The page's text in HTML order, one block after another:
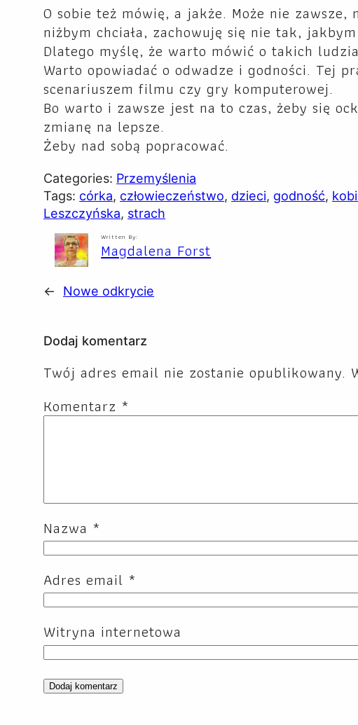
O sobie też mówię, a jakże. Może nie
niżbym chciała, zachowuję się nie tak, jakbym
Dlatego myślę, że warto mówić o takich
Warto opowiadać o odwadze i godności. Tej
scenariuszem filmu czy gry komputerowej.
Bo warto i zawsze jest na to czas, żeby się
zmianę na lepsze.
Żeby nad sobą popracować.
Categories: Przemyślenia
Tags: córka, człowieczeństwo, dzieci, godność,
Leszczyńska, strach
Written By:
Magdalena Forst
← Nowe odkrycie
Dodaj komentarz
Twój adres email nie zostanie opublikowany.
Komentarz *
Nazwa *
Adres email *
Witryna internetowa